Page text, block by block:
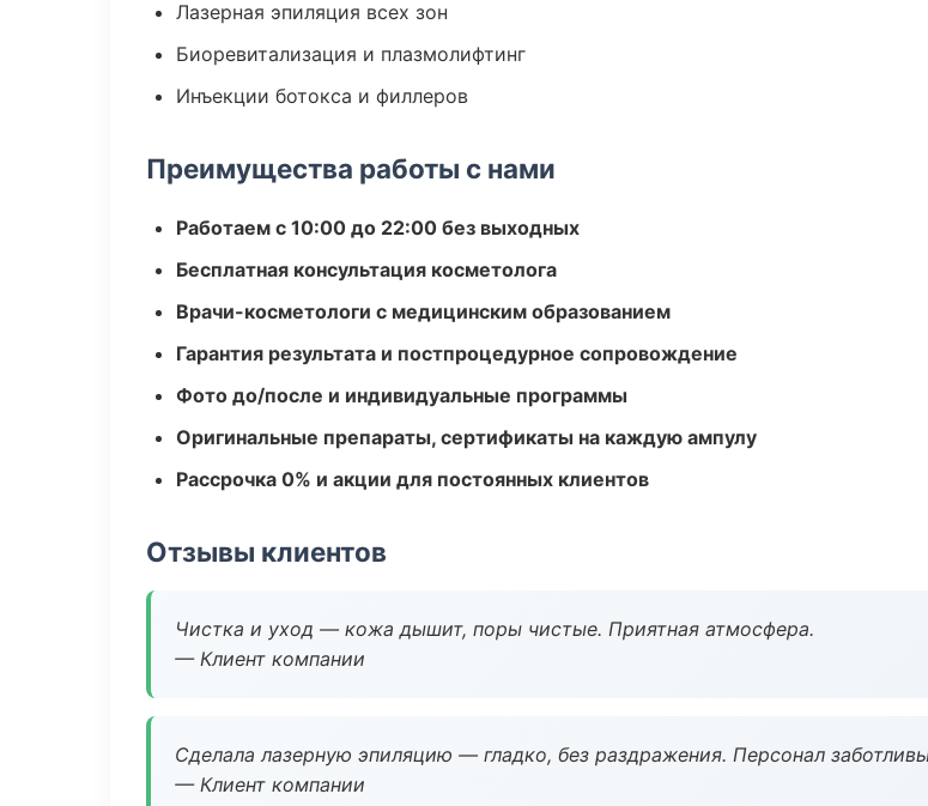
Лазерная эпиляция всех зон
Биоревитализация и плазмолифтинг
Инъекции ботокса и филлеров
Преимущества работы с нами
Работаем с 10:00 до 22:00 без выходных
Бесплатная консультация косметолога
Врачи-косметологи с медицинским образованием
Гарантия результата и постпроцедурное сопровождение
Фото до/после и индивидуальные программы
Оригинальные препараты, сертификаты на каждую ампулу
Рассрочка 0% и акции для постоянных клиентов
Отзывы клиентов
Чистка и уход — кожа дышит, поры чистые. Приятная атмосфера.
— Клиент компании
Сделала лазерную эпиляцию — гладко, без раздражения. Персонал
— Клиент компании